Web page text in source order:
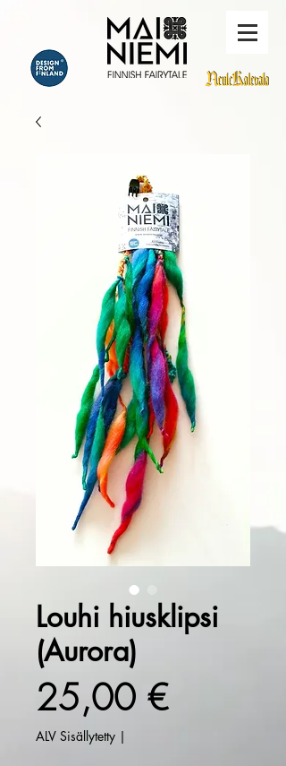
Louhi hiusklipsi
(Aurora)
25,00 €Hinta
ALV Sisällytetty |